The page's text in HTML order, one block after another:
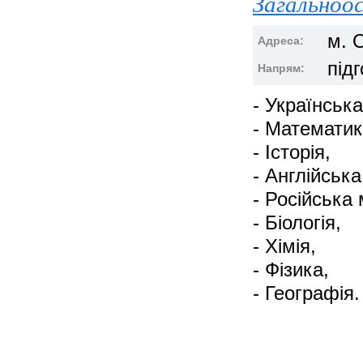
Адреса: м.
Напрям:
-
-
- Історія,
-
- Російська
- Біологія,
- Хімія,
- Фізика,
- Географія.